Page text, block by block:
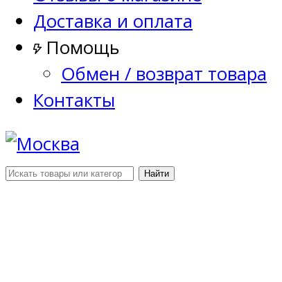
Доставка и оплата
Помощь
Обмен / возврат товара
Контакты
Найти